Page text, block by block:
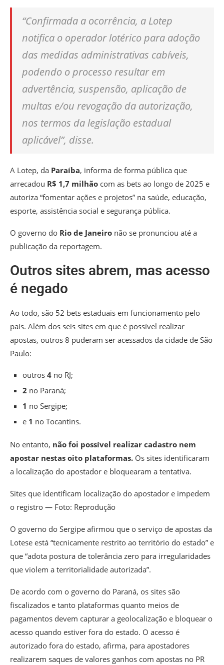
“Confirmada a ocorrência, a Lotep
notifica o operador lotérico para adoção
das medidas administrativas cabíveis,
podendo o processo resultar em
advertência, suspensão, aplicação de
multas e/ou revogação da autorização,
nos termos da legislação estadual
aplicável”, disse.
A Lotep, da Paraíba, informa de forma pública que
arrecadou R$ 1,7 milhão com as bets ao longo de 2025 e
autoriza “fomentar ações e projetos” na saúde, educação,
esporte, assistência social e segurança pública.
O governo do Rio de Janeiro não se pronunciou até a
publicação da reportagem.
Outros sites abrem, mas acesso
é negado
Ao todo, são 52 bets estaduais em funcionamento pelo
país. Além dos seis sites em que é possível realizar
apostas, outros 8 puderam ser acessados da cidade de São
Paulo:
outros 4 no RJ;
2 no Paraná;
1 no Sergipe;
e 1 no Tocantins.
No entanto, não foi possível realizar cadastro nem
apostar nestas oito plataformas. Os sites identificaram
a localização do apostador e bloquearam a tentativa.
Sites que identificam localização do apostador e impedem
o registro — Foto: Reprodução
O governo do Sergipe afirmou que o serviço de apostas da
Lotese está “tecnicamente restrito ao território do estado” e
que “adota postura de tolerância zero para irregularidades
que violem a territorialidade autorizada”.
De acordo com o governo do Paraná, os sites são
fiscalizados e tanto plataformas quanto meios de
pagamentos devem capturar a geolocalização e bloquear o
acesso quando estiver fora do estado. O acesso é
autorizado fora do estado, afirma, para apostadores
realizarem saques de valores ganhos com apostas no PR